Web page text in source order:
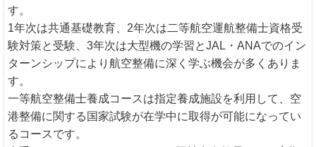
す。
1年次は共通基礎教育、2年次は二等航空運航整備士資格受
験対策と受験、3年次は大型機の学習とJAL・ANAでのイン
ターンシップにより航空整備に深く学ぶ機会が多くありま
す。
一等航空整備士養成コースは指定養成施設を利用して、空
港整備に関する国家試験が在学中に取得が可能になってい
るコースです。